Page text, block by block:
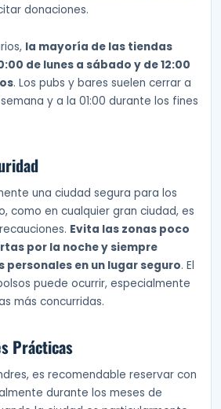
donaciones.
la mayoría de las tiendas
de lunes a sábado y de 12:00
. Los pubs y bares suelen cerrar a
y a la 01:00 durante los fines
una ciudad segura para los
como en cualquier gran ciudad, es
Evita las zonas poco
por la noche y siempre
en un lugar seguro. El
puede ocurrir, especialmente
más concurridas.
Prácticas
es recomendable reservar con
durante los meses de